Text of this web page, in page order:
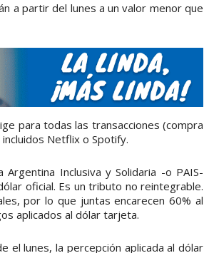
a partir del lunes a un valor menor que
para todas las transacciones (compra
Netflix o Spotify.
Inclusiva y Solidaria -o PAIS-
oficial. Es un tributo no reintegrable.
por lo que juntas encarecen 60% al
aplicados al dólar tarjeta.
el lunes, la percepción aplicada al dólar